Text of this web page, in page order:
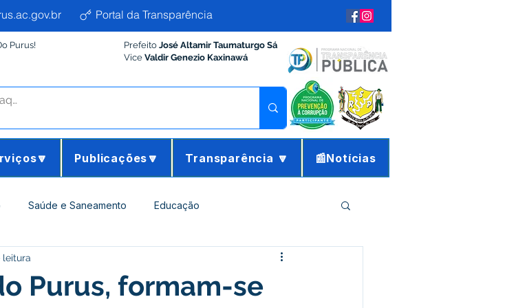
Portal da Transparência
Purus! Prefeito José Altamir Taumaturgo Sá
Vice Valdir Genezio Kaxinawá
Publicações🔽 Transparência 🔽 📰Notícias
Saúde e Saneamento Educação
Desporto Cultura e Lazer Administração e Finanças
Purus, formam-se
leitura